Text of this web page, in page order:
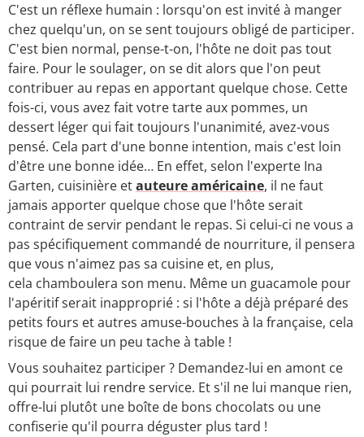
C'est un réflexe humain : lorsqu'on est invité à manger
chez quelqu'un, on se sent toujours obligé de participer.
C'est bien normal, pense-t-on, l'hôte ne doit pas tout
faire. Pour le soulager, on se dit alors que l'on peut
contribuer au repas en apportant quelque chose. Cette
fois-ci, vous avez fait votre tarte aux pommes, un
dessert léger qui fait toujours l'unanimité, avez-vous
pensé. Cela part d'une bonne intention, mais c'est loin
d'être une bonne idée… En effet, selon l'experte Ina
Garten, cuisinière etauteure américaine, il ne faut
jamais apporter quelque chose que l'hôte serait
contraint de servir pendant le repas. Si celui-ci ne vous a
pas spécifiquement commandé de nourriture, il pensera
que vous n'aimez pas sa cuisine et, en plus,
cela chamboulera son menu. Même un guacamole pour
l'apéritif serait inapproprié : si l'hôte a déjà préparé des
petits fours et autres amuse-bouches à la française, cela
risque de faire un peu tache à table !
Vous souhaitez participer ? Demandez-lui en amont ce
qui pourrait lui rendre service. Et s'il ne lui manque rien,
offre-lui plutôt une boîte de bons chocolats ou une
confiserie qu'il pourra déguster plus tard !